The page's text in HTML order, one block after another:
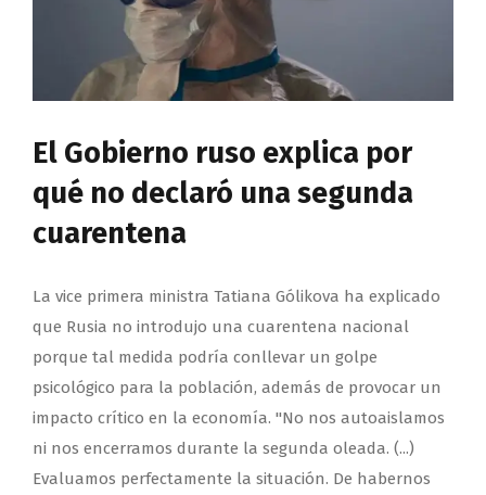
El Gobierno ruso explica por
qué no declaró una segunda
cuarentena
La vice primera ministra Tatiana Gólikova ha explicado
que Rusia no introdujo una cuarentena nacional
porque tal medida podría conllevar un golpe
psicológico para la población, además de provocar un
impacto crítico en la economía. "No nos autoaislamos
ni nos encerramos durante la segunda oleada. (...)
Evaluamos perfectamente la situación. De habernos